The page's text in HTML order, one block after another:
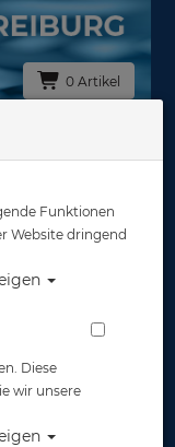
0 Artikel
Funktionen
Website dringend
Diese
wir unsere